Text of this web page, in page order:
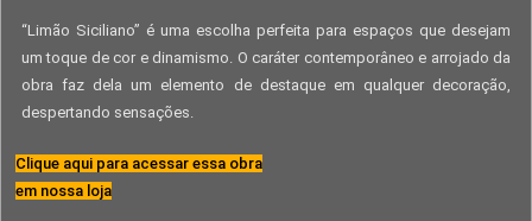
“Limão Siciliano” é uma escolha perfeita para espaços que desejam
um toque de cor e dinamismo. O caráter contemporâneo e arrojado da
obra faz dela um elemento de destaque em qualquer decoração,
despertando sensações.
Clique aqui para acessar essa obra
em nossa loja